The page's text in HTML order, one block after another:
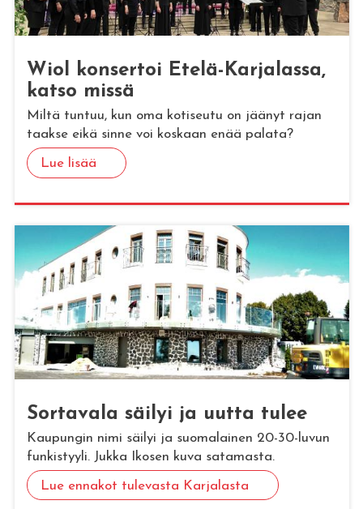
Wiol kon­ser­toi Etelä-Kar­ja­las­sa,
katso missä
Miltä tuntuu, kun oma kotiseutu on jäänyt rajan
taakse eikä sinne voi koskaan enää palata?
Lue lisää
Sor­ta­va­la säi­lyi ja uutta tulee
Kaupungin nimi säilyi ja suomalainen 20-30-luvun
funkistyyli. Jukka Ikosen kuva satamasta.
Lue ennakot tulevasta Karjalasta